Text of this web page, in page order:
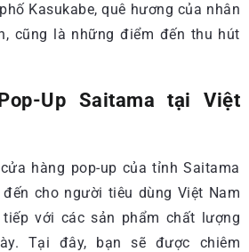
Kasukabe, quê hương của nhân
cũng là những điểm đến thu hút
Up Saitama tại Việt
hàng pop-up của tỉnh Saitama
đến cho người tiêu dùng Việt Nam
với các sản phẩm chất lượng
Tại đây, bạn sẽ được chiêm